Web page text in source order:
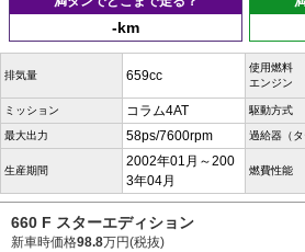
-km
排気量 659cc
使用燃料
エンジン
ミッション コラム4AT 駆動方式
最大出力 58ps/7600rpm 過給器（タ
生産期間
2002年01月～200
3年04月
燃費性能
660 F スターエディション
新車時価格98.8万円(税抜)